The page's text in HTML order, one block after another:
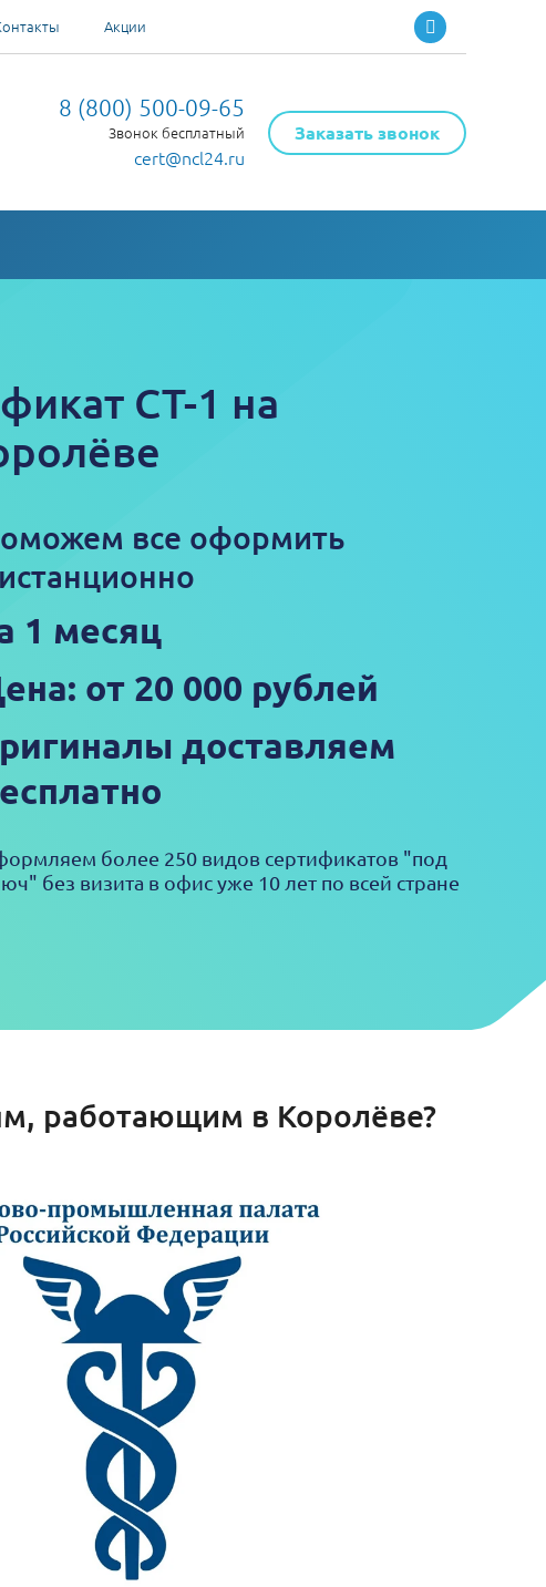
Акции
8 (800) 500-09-65
Звонок бесплатный
cert@ncl24.ru
Заказать звонок
СТ-1 на
все оформить
1 месяц
от 20 000 рублей
доставляем
более 250 видов сертификатов "под
без визита в офис уже 10 лет по всей стране
работающим в Королёве?